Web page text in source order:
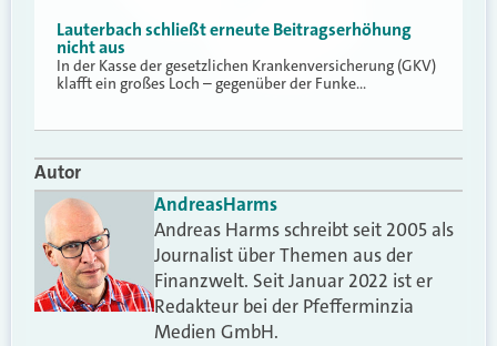
Lauterbach schließt erneute Beitragserhöhung
nicht aus
In der Kasse der gesetzlichen Krankenversicherung (GKV)
klafft ein großes Loch – gegenüber der Funke…
Autor
AndreasHarms
Andreas Harms schreibt seit 2005 als
Journalist über Themen aus der
Finanzwelt. Seit Januar 2022 ist er
Redakteur bei der Pfefferminzia
Medien GmbH.